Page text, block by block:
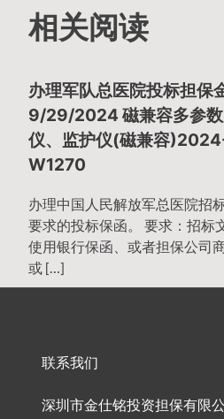
章
导
航
相关阅读
办理军队总医院投标担保
9/29/2024 磁兼容多参
仪、监护仪(磁兼容
W1270
办理中国人民解放军总医院招
要求的投标保函。 要求：招标
使用银行保函、或者担保公司商
或 […]
联系我们
深圳市金仕铭投资担保有限